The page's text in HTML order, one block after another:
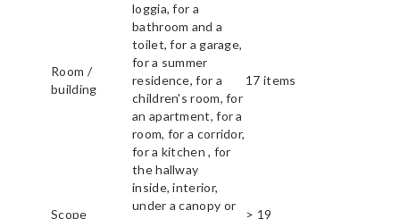
Room /
building
loggia, for a
bathroom and a
toilet, for a garage,
for a summer
residence, for a
children's room, for
an apartment, for a
room, for a corridor,
for a kitchen , for
the hallway
17 items
Scope
inside, interior,
under a canopy or
> 19